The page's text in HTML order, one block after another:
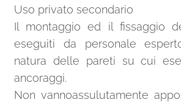
Uso privato secondario
Il montaggio ed il fissaggio
eseguiti da personale
natura delle pareti su cui
ancoraggi.
Non vannoassulutamente